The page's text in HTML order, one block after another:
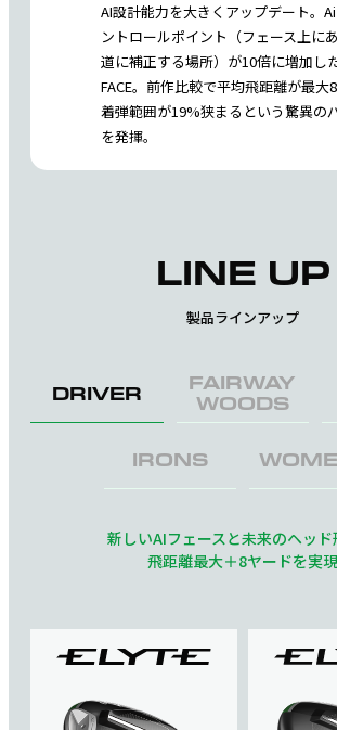
AI設計能力を大きくアップデート。Ai
ントロールポイント（フェース上に
道に補正する場所）が10倍に増加し
FACE。前作比較で平均飛距離が最大
着弾範囲が19%狭まるという驚異の
を発揮。
LINE UP
製品ラインアップ
DRIVER
FAIRWAY
WOODS
IRONS
新しいAIフェースと未来のヘッド
飛距離最大＋8ヤードを実現